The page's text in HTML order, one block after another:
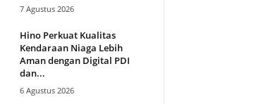
7 Agustus 2026
Hino Perkuat Kualitas
Kendaraan Niaga Lebih
Aman dengan Digital PDI
dan...
6 Agustus 2026